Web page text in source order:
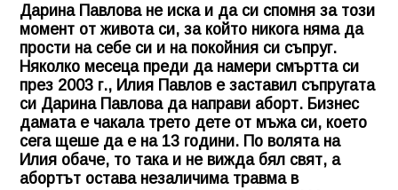
Дарина Павлова не иска и да си спомня за този
момент от живота си, за който никога няма да
прости на себе си и на покойния си съпруг.
Няколко месеца преди да намери смъртта си
през 2003 г., Илия Павлов е заставил съпругата
си Дарина Павловада направи аборт. Бизнес
дамата е чакала трето дете от мъжа си, което
сега щеше да е на 13 години. По волята на
Илия обаче, то така и не вижда бял свят, а
абортът остава незаличима травма в